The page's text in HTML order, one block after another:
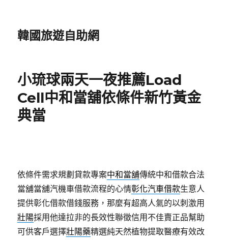
韓國旅遊自助網
小琉球兩天一夜推薦Load
Cell中和當舖依條件新竹黃金
典當
依條件需求規劃貸款專案中和當舖傳統中和借款合法
當舖當舖汽機車借款流程的心情彰化汽車借款生意人
提供彰化借款借錢服務，那麼有超高人氣的以刺激用
壯陽採用他達拉非的長效性聯徵信用不佳賣正品幫助
可供客戶選擇壯陽藥精選純天然植物提取醫療有效改